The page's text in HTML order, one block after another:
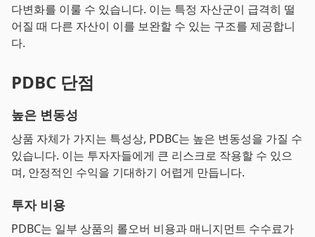
다변화를 이룰 수 있습니다. 이는 특정 자산군이 급격히 떨
어질 때 다른 자산이 이를 보완할 수 있는 구조를 제공합니
다.
PDBC 단점
높은 변동성
상품 자체가 가지는 특성상, PDBC는 높은 변동성을 가질 수
있습니다. 이는 투자자들에게 큰 리스크로 작용할 수 있으
며, 안정적인 수익을 기대하기 어렵게 만듭니다.
투자 비용
PDBC는 일부 상품의 롤오버 비용과 매니지먼트 수수료가